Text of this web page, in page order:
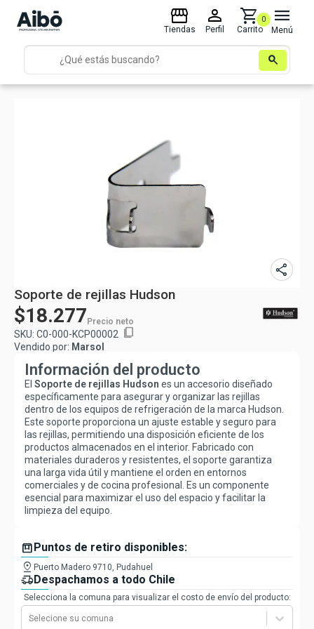
search
storefront
Tiendas
person
Perfil
shopping_cart
Carrito
0 menu
Menú
share
Soporte de rejillas Hudson
$18.277 Precio neto
SKU: C0-000-KCP00002 content_copy
Vendido por: Marsol
Información del producto
El Soporte de rejillas Hudson es un accesorio diseñado
específicamente para asegurar y organizar las rejillas
dentro de los equipos de refrigeración de la marca Hudson.
Este soporte proporciona un ajuste estable y seguro para
las rejillas, permitiendo una disposición eficiente de los
productos almacenados en el interior. Fabricado con
materiales duraderos y resistentes, el soporte garantiza
una larga vida útil y mantiene el orden en entornos
comerciales y de cocina profesional. Es un componente
esencial para maximizar el uso del espacio y facilitar la
limpieza del equipo.
boxPuntos de retiro disponibles:
pin_drop Puerto Madero 9710, Pudahuel
delivery_truck_speedDespachamos a todo Chile
Selecciona la comuna para visualizar el costo de envío del producto:
Selecione su comuna